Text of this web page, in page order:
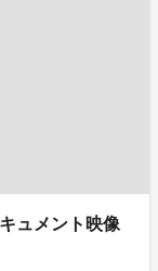
ュメント映像